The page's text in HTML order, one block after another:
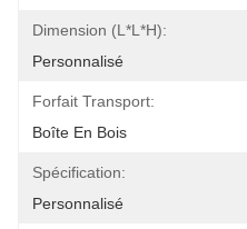
Dimension (l*l*h):
Personnalisé
Forfait Transport:
Boîte En Bois
Spécification:
Personnalisé